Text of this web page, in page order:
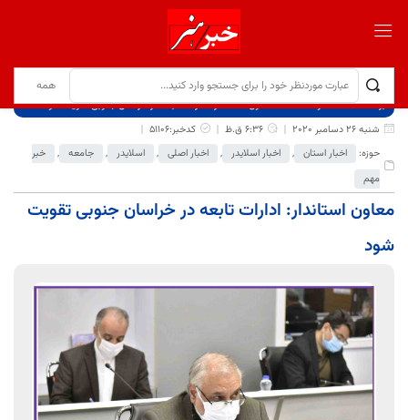
برگ نخست نوشته‌ها
معاون استاندار: ادارات تابعه در خراسان جنوبی تقویت شود
شنبه 26 دسامبر 2020
6:36 ق.ظ
کدخبر:51106
حوزه:
اخبار استان , اخبار اسلایدر , اخبار اصلی , اسلایدر , جامعه ,
خبر
مهم
معاون استاندار: ادارات تابعه در خراسان جنوبی تقویت
شود